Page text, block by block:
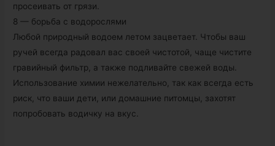
просеивать от грязи.
8 — борьба с водорослями
Любой природный водоем летом зацветает. Чтобы ваш
ручей всегда радовал вас своей чистотой, чаще чистите
гравийный фильтр, а также подливайте свежей воды.
Использование химии нежелательно, так как всегда есть
риск, что ваши дети, или домашние питомцы, захотят
попробовать водичку на вкус.